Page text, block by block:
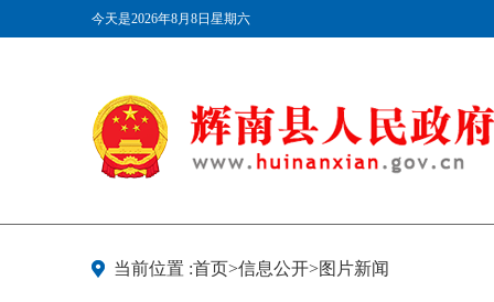
今天是2026年8月8日星期六
当前位置 :首页>信息公开>图片新闻